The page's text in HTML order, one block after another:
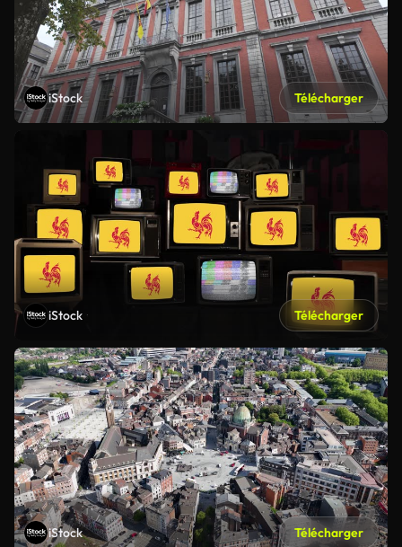
iStock Télécharger
iStock Télécharger
iStock Télécharger